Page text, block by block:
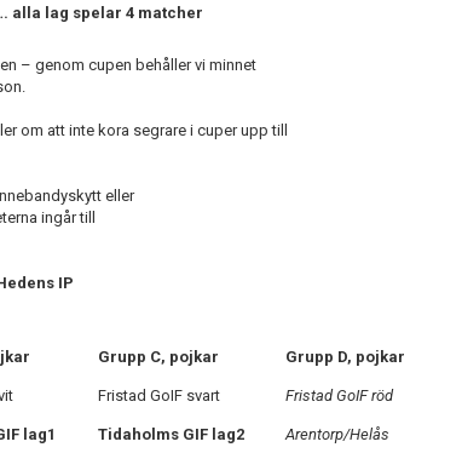
alla lag spelar 4 matcher
– genom cupen behåller vi minnet
om att inte kora segrare i cuper upp till
eller
ingår till
IP
Grupp C, pojkar Grupp D, pojkar
Fristad GoIF svart Fristad GoIF röd
lag1 Tidaholms GIF lag2 Arentorp/Helås